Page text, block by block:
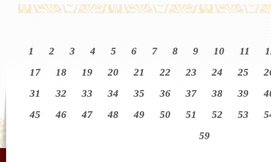
1 2 3 4 5 6 7 8 9 10 11
17
18 19 20 21 22 23 24 25
31
32 33 34 35 36 37 38 39
45
46 47 48 49 50 51 52 53
59